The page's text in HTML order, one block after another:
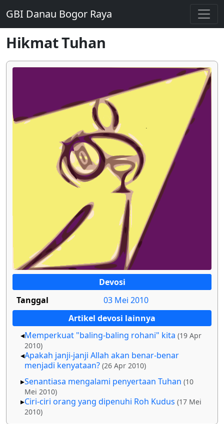
GBI Danau Bogor Raya
Hikmat Tuhan
Devosi
Tanggal
03 Mei 2010
Artikel devosi lainnya
Memperkuat "baling-baling rohani" kita (19 Apr
2010)
Apakah janji-janji Allah akan benar-benar
menjadi kenyataan? (26 Apr 2010)
Senantiasa mengalami penyertaan Tuhan (10
Mei 2010)
Ciri-ciri orang yang dipenuhi Roh Kudus (17 Mei
2010)